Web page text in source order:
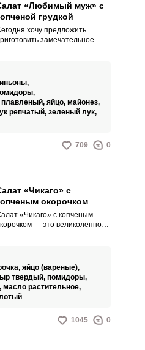
«Любимый муж» с
грудкой
хочу предложить
замечательное
никаких сложностей,
на кулинарный опыт
плечами.
яйцо, майонез,
репчатый, зеленый лук,
709 0
«Чикаго» с
окорочком
«Чикаго» с копченым
— это великолепное
не только вкусная, но и
полезными
закуска, которая
любой стол.
яйцо (вареные),
твердый, помидоры,
масло растительное,
1045 0